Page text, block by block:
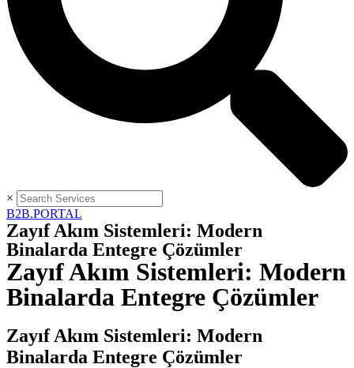
×
B2B.PORTAL
Zayıf Akım Sistemleri: Modern
Binalarda Entegre Çözümler
Zayıf Akım Sistemleri: Modern
Binalarda Entegre Çözümler
Zayıf Akım Sistemleri: Modern
Binalarda Entegre Çözümler